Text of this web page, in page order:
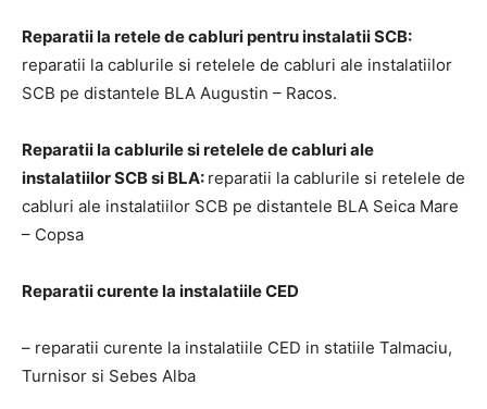
Reparatii la retele de cabluri pentru instalatii SCB:
reparatii la cablurile si retelele de cabluri ale instalatiilor
SCB pe distantele BLA Augustin – Racos.
Reparatii la cablurile si retelele de cabluri ale
instalatiilor SCB si BLA: reparatii la cablurile si retelele de
cabluri ale instalatiilor SCB pe distantele BLA Seica Mare
– Copsa
Reparatii curente la instalatiile CED
– reparatii curente la instalatiile CED in statiile Talmaciu,
Turnisor si Sebes Alba